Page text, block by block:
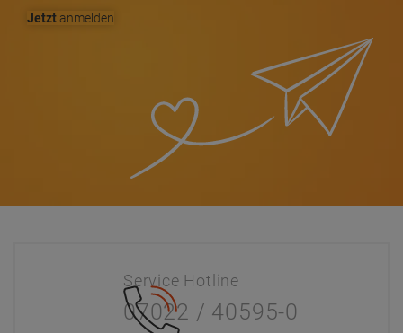
Jetztanmelden
Service Hotline
07022 / 40595-0